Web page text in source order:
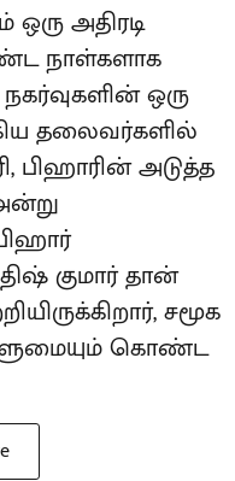
அதிரடி
நாள்களாக
ஒரு
தலைவர்களில்
பிஹாரின் அடுத்த
குமார் தான்
சமூக
கொண்ட